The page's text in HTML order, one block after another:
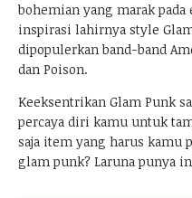
bohemian yang marak pada
inspirasi lahirnya style
dipopulerkan band-band
dan Poison.
Keeksentrikan Glam Punk
percaya diri kamu untuk
saja item yang harus kamu
glam punk? Laruna punya